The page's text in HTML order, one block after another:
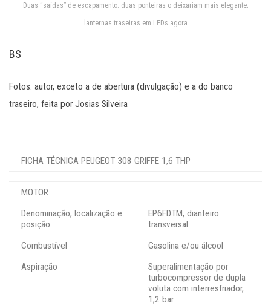
Duas “saídas” de escapamento: duas ponteiras o deixariam mais elegante;
lanternas traseiras em LEDs agora
BS
Fotos: autor, exceto a de abertura (divulgação) e a do banco
traseiro, feita por Josias Silveira
FICHA TÉCNICA PEUGEOT 308 GRIFFE 1,6 THP
MOTOR
Denominação, localização e
posição
EP6FDTM, dianteiro
transversal
Combustível
Gasolina e/ou álcool
Aspiração
Superalimentação por
turbocompressor de dupla
voluta com interresfriador,
1,2 bar